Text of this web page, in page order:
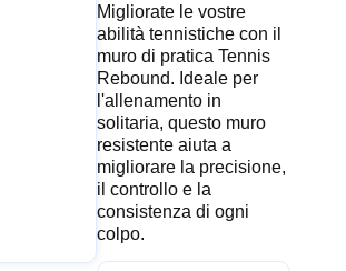
Migliorate le vostre
abilità tennistiche con il
muro di pratica Tennis
Rebound. Ideale per
l'allenamento in
solitaria, questo muro
resistente aiuta a
migliorare la precisione,
il controllo e la
consistenza di ogni
colpo.